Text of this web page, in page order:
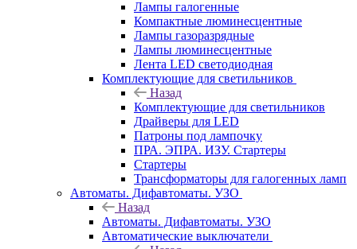
Лампы галогенные
Компактные люминесцентные
Лампы газоразрядные
Лампы люминесцентные
Лента LED светодиодная
Комплектующие для светильников
Назад
Комплектующие для светильников
Драйверы для LED
Патроны под лампочку
ПРА. ЭПРА. ИЗУ. Стартеры
Стартеры
Трансформаторы для галогенных ламп
Автоматы. Дифавтоматы. УЗО
Назад
Автоматы. Дифавтоматы. УЗО
Автоматические выключатели